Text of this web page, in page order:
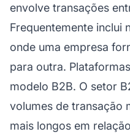
envolve transações
Frequentemente inclui
onde uma empresa
para outra.
modelo B2B. O setor
volumes de transação
mais longos em